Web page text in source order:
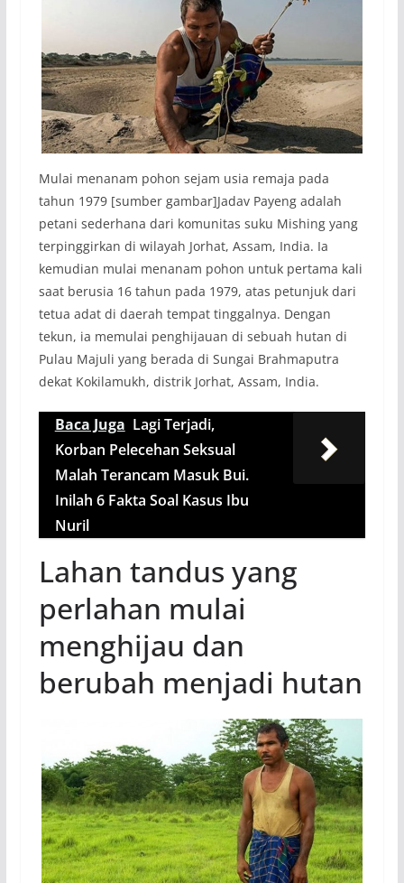
Mulai menanam pohon sejam usia remaja pada
tahun 1979 [sumber gambar]Jadav Payeng adalah
petani sederhana dari komunitas suku Mishing yang
terpinggirkan di wilayah Jorhat, Assam, India. Ia
kemudian mulai menanam pohon untuk pertama kali
saat berusia 16 tahun pada 1979, atas petunjuk dari
tetua adat di daerah tempat tinggalnya. Dengan
tekun, ia memulai penghijauan di sebuah hutan di
Pulau Majuli yang berada di Sungai Brahmaputra
dekat Kokilamukh, distrik Jorhat, Assam, India.
Baca Juga Lagi Terjadi,
Korban Pelecehan Seksual
Malah Terancam Masuk Bui.
Inilah 6 Fakta Soal Kasus Ibu
Nuril
Lahan tandus yang
perlahan mulai
menghijau dan
berubah menjadi hutan